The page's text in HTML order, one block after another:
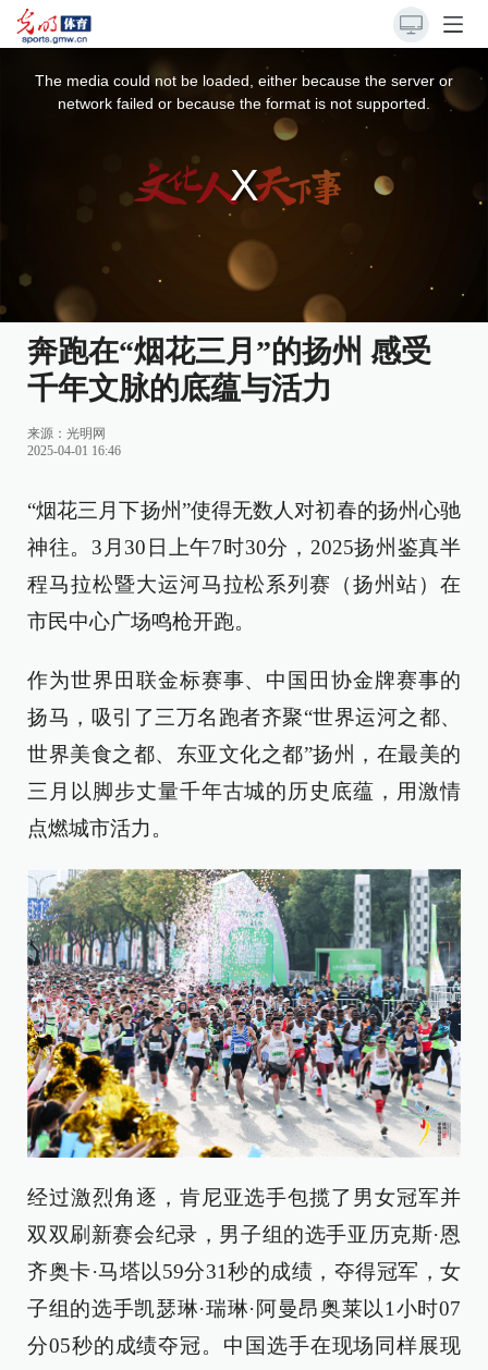
The media could not be loaded, either because the server or
network failed or because the format is not supported.
奔跑在“烟花三月”的扬州 感受
千年文脉的底蕴与活力
来源： 光明网
2025-04-01 16:46
“烟花三月下扬州”使得无数人对初春的扬州心驰
神往。3月30日上午7时30分，2025扬州鉴真半
程马拉松暨大运河马拉松系列赛（扬州站）在
市民中心广场鸣枪开跑。
作为世界田联金标赛事、中国田协金牌赛事的
扬马，吸引了三万名跑者齐聚“世界运河之都、
世界美食之都、东亚文化之都”扬州，在最美的
三月以脚步丈量千年古城的历史底蕴，用激情
点燃城市活力。
经过激烈角逐，肯尼亚选手包揽了男女冠军并
双双刷新赛会纪录，男子组的选手亚历克斯·恩
齐奥卡·马塔以59分31秒的成绩，夺得冠军，女
子组的选手凯瑟琳·瑞琳·阿曼昂奥莱以1小时07
分05秒的成绩夺冠。中国选手在现场同样展现